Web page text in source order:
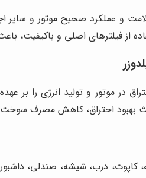
و عملکرد صحیح موتور و سایر
از فیلترهای اصلی و باکیفیت،
در موتور و تولید انرژی را بر
بهبود احتراق، کاهش مصرف
کاپوت، درب، شیشه، صندلی،